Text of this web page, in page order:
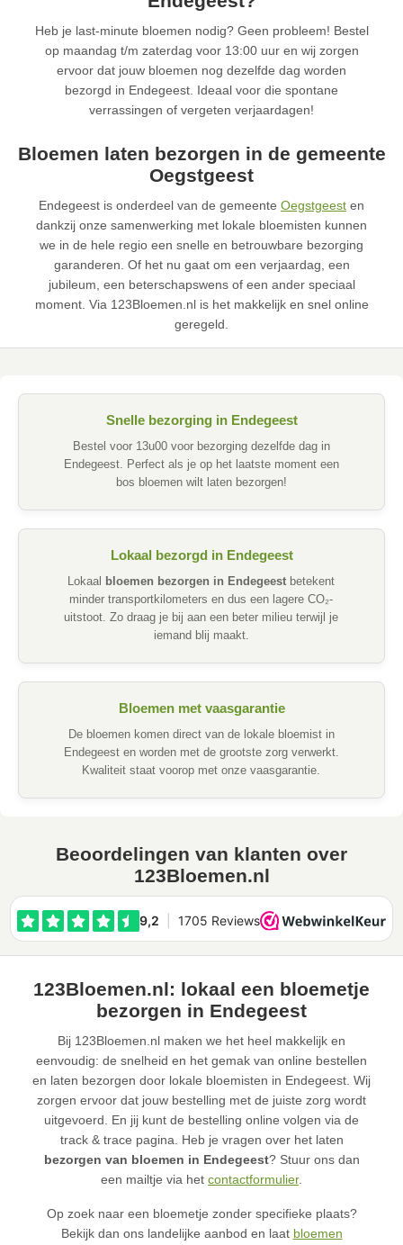
Heb je last-minute bloemen nodig? Geen probleem! Bestel
op maandag t/m zaterdag voor 13:00 uur en wij zorgen
ervoor dat jouw bloemen nog dezelfde dag worden
bezorgd in Endegeest. Ideaal voor die spontane
verrassingen of vergeten verjaardagen!
Bloemen laten bezorgen in de gemeente
Oegstgeest
Endegeest is onderdeel van de gemeente Oegstgeest en
dankzij onze samenwerking met lokale bloemisten kunnen
we in de hele regio een snelle en betrouwbare bezorging
garanderen. Of het nu gaat om een verjaardag, een
jubileum, een beterschapswens of een ander speciaal
moment. Via 123Bloemen.nl is het makkelijk en snel online
geregeld.
Snelle bezorging in Endegeest
Bestel voor 13u00 voor bezorging dezelfde dag in
Endegeest. Perfect als je op het laatste moment een
bos bloemen wilt laten bezorgen!
Lokaal bezorgd in Endegeest
Lokaal bloemen bezorgen in Endegeest betekent
minder transportkilometers en dus een lagere CO₂-
uitstoot. Zo draag je bij aan een beter milieu terwijl je
iemand blij maakt.
Bloemen met vaasgarantie
De bloemen komen direct van de lokale bloemist in
Endegeest en worden met de grootste zorg verwerkt.
Kwaliteit staat voorop met onze vaasgarantie.
Beoordelingen van klanten over
123Bloemen.nl
123Bloemen.nl: lokaal een bloemetje
bezorgen in Endegeest
Bij 123Bloemen.nl maken we het heel makkelijk en
eenvoudig: de snelheid en het gemak van online bestellen
en laten bezorgen door lokale bloemisten in Endegeest. Wij
zorgen ervoor dat jouw bestelling met de juiste zorg wordt
uitgevoerd. En jij kunt de bestelling online volgen via de
track & trace pagina. Heb je vragen over het laten
bezorgen van bloemen in Endegeest? Stuur ons dan
een mailtje via het contactformulier.
Op zoek naar een bloemetje zonder specifieke plaats?
Bekijk dan ons landelijke aanbod en laat bloemen